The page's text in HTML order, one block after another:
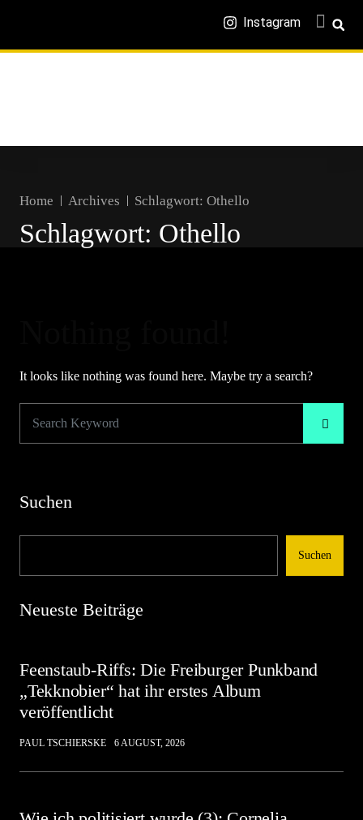
Instagram
Home Archives Schlagwort: Othello
Schlagwort: Othello
It looks like nothing was found here. Maybe try a search?
Suchen
Suchen
Neueste Beiträge
Feenstaub-Riffs: Die Freiburger Punkband
„Tekknobier“ hat ihr erstes Album
veröffentlicht
PAUL TSCHIERSKE 6 AUGUST, 2026